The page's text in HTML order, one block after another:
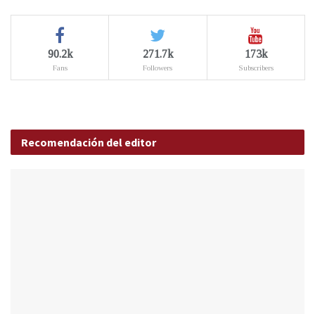
90.2k
Fans
271.7k
Followers
173k
Subscribers
Recomendación del editor